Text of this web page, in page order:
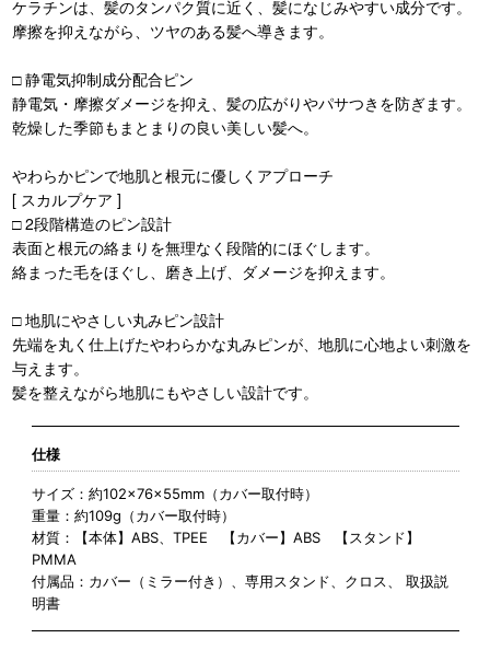
ケラチンは、髪のタンパク質に近く、髪になじみやすい成分です。
摩擦を抑えながら、ツヤのある髪へ導きます。
□ 静電気抑制成分配合ピン
静電気・摩擦ダメージを抑え、髪の広がりやパサつきを防ぎます。
乾燥した季節もまとまりの良い美しい髪へ。
やわらかピンで地肌と根元に優しくアプローチ
[ スカルプケア ]
□ 2段階構造のピン設計
表面と根元の絡まりを無理なく段階的にほぐします。
絡まった毛をほぐし、磨き上げ、ダメージを抑えます。
□ 地肌にやさしい丸みピン設計
先端を丸く仕上げたやわらかな丸みピンが、地肌に心地よい刺激を
与えます。
髪を整えながら地肌にもやさしい設計です。
仕様
サイズ：約102×76×55mm（カバー取付時）
重量：約109g（カバー取付時）
材質：【本体】ABS、TPEE 【カバー】ABS 【スタンド】
PMMA
付属品：カバー（ミラー付き）、専用スタンド、クロス、 取扱説
明書